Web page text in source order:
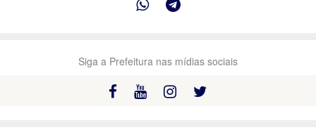
Siga a Prefeitura nas mídias sociais